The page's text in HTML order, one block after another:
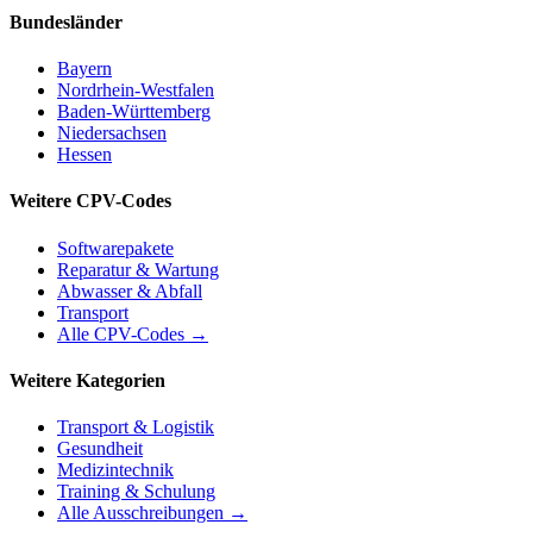
Bundesländer
Bayern
Nordrhein-Westfalen
Baden-Württemberg
Niedersachsen
Hessen
Weitere CPV-Codes
Softwarepakete
Reparatur & Wartung
Abwasser & Abfall
Transport
Alle CPV-Codes →
Weitere Kategorien
Transport & Logistik
Gesundheit
Medizintechnik
Training & Schulung
Alle Ausschreibungen →